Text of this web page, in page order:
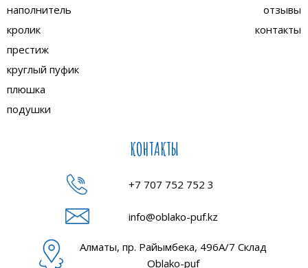
наполнитель
кролик
престиж
круглый пуфик
плюшка
подушки
отзывы
контакты
КОНТАКТЫ
+7 707 752 752 3
info@oblako-puf.kz
Алматы, пр. Райымбека, 496А/7 Склад
Oblako-puf